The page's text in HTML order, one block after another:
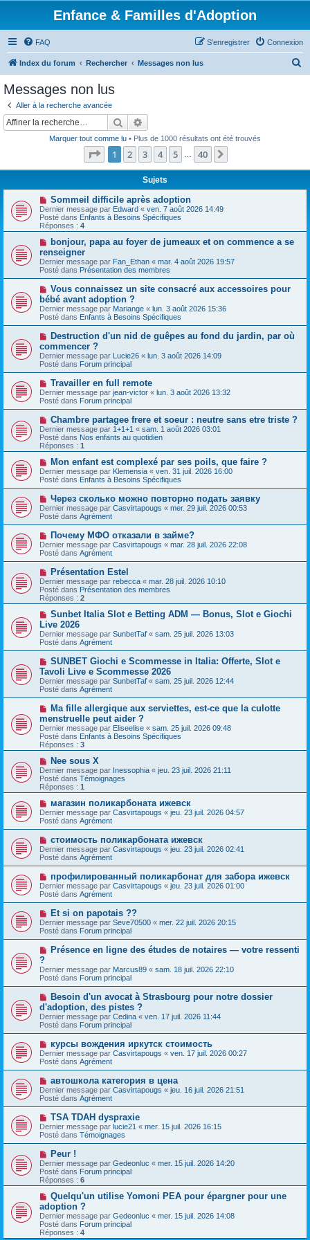
Enfance & Familles d'Adoption
FAQ Connexion
S’enregistrer
Index du forum Rechercher Messages non lus
Messages non lus
Aller à la recherche avancée
Rechercher
Marquer tout comme lu • Plus de 1000 résultats ont été trouvés
Page 1sur40
1 2 3 4 5 40
Sujets
N
o
u
v
e
a
u
m
e
s
s
a
g
e
Sommeil difficile après adoption
Dernier message par Edward « ven. 7 août 2026 14:49
Posté dans Enfants à Besoins Spécifiques
Réponses : 4
N
u
v
e
a
u
m
e
s
a
g
e
bonjour, papa au foyer de jumeaux et on commence a se
renseigner
Dernier message par Fan_Ethan « mar. 4 août 2026 19:57
Posté dans Présentation des membres
N
o
u
v
e
a
m
e
s
a
e
Vous connaissez un site consacré aux accessoires pour
bébé avant adoption ?
Dernier message par Mariange « lun. 3 août 2026 15:36
Posté dans Enfants à Besoins Spécifiques
N
u
v
e
a
m
e
s
s
g
e
Destruction d'un nid de guêpes au fond du jardin, par où
commencer ?
Dernier message par Lucie26 « lun. 3 août 2026 14:09
Posté dans Forum principal
N
o
u
v
a
u
m
e
s
a
g
e
Travailler en full remote
Dernier message par jean-victor « lun. 3 août 2026 13:32
Posté dans Forum principal
N
o
u
v
e
a
u
m
e
s
a
g
e
Chambre partagee frere et soeur : neutre sans etre triste ?
Dernier message par 1+1+1 « sam. 1 août 2026 03:01
Posté dans Nos enfants au quotidien
Réponses : 1
N
o
u
v
e
a
u
m
e
s
a
g
e
Mon enfant est complexé par ses poils, que faire ?
Dernier message par Klemensia « ven. 31 juil. 2026 16:00
Posté dans Enfants à Besoins Spécifiques
N
o
u
v
e
a
u
m
e
s
a
g
e
Через сколько можно повторно подать заявку
Dernier message par Casvirtapougs « mer. 29 juil. 2026 00:53
Posté dans Agrément
N
o
u
v
e
a
u
m
e
s
a
g
e
Почему МФО отказали в займе?
Dernier message par Casvirtapougs « mar. 28 juil. 2026 22:08
Posté dans Agrément
N
o
u
v
e
a
u
m
e
s
s
a
g
e
Présentation Estel
Dernier message par rebecca « mar. 28 juil. 2026 10:10
Posté dans Présentation des membres
Réponses : 2
N
u
v
e
a
u
m
e
s
a
g
e
Sunbet Italia Slot e Betting ADM — Bonus, Slot e Giochi
Live 2026
Dernier message par SunbetTaf « sam. 25 juil. 2026 13:03
Posté dans Agrément
N
u
v
e
a
m
e
s
s
a
g
e
SUNBET Giochi e Scommesse in Italia: Offerte, Slot e
Tavoli Live e Scommesse 2026
Dernier message par SunbetTaf « sam. 25 juil. 2026 12:44
Posté dans Agrément
N
u
v
e
a
u
m
e
s
s
g
e
Ma fille allergique aux serviettes, est-ce que la culotte
menstruelle peut aider ?
Dernier message par Eliseelise « sam. 25 juil. 2026 09:48
Posté dans Enfants à Besoins Spécifiques
Réponses : 3
N
o
u
v
e
a
u
m
e
s
a
g
e
Nee sous X
Dernier message par Inessophia « jeu. 23 juil. 2026 21:11
Posté dans Témoignages
Réponses : 1
N
o
u
v
a
u
m
e
s
s
a
g
e
магазин поликарбоната ижевск
Dernier message par Casvirtapougs « jeu. 23 juil. 2026 04:57
Posté dans Agrément
N
o
u
v
a
u
m
e
s
a
g
e
стоимость поликарбоната ижевск
Dernier message par Casvirtapougs « jeu. 23 juil. 2026 02:41
Posté dans Agrément
N
o
u
v
e
a
u
m
e
g
e
профилированный поликарбонат для забора ижевск
Dernier message par Casvirtapougs « jeu. 23 juil. 2026 01:00
Posté dans Agrément
N
o
u
v
e
a
m
e
s
s
a
g
e
Et si on papotais ??
Dernier message par Seve70500 « mer. 22 juil. 2026 20:15
Posté dans Forum principal
N
v
e
a
m
e
s
g
e
Présence en ligne des études de notaires — votre ressenti
?
Dernier message par Marcus89 « sam. 18 juil. 2026 22:10
Posté dans Forum principal
N
u
v
e
a
u
m
e
s
s
a
g
e
Besoin d'un avocat à Strasbourg pour notre dossier
d'adoption, des pistes ?
Dernier message par Cedina « ven. 17 juil. 2026 11:44
Posté dans Forum principal
N
o
u
v
a
u
m
e
s
s
a
g
e
курсы вождения иркутск стоимость
Dernier message par Casvirtapougs « ven. 17 juil. 2026 00:27
Posté dans Agrément
N
o
u
v
e
u
m
e
s
a
g
e
автошкола категория в цена
Dernier message par Casvirtapougs « jeu. 16 juil. 2026 21:51
Posté dans Agrément
N
o
u
v
e
a
u
m
e
s
a
g
e
TSA TDAH dyspraxie
Dernier message par lucie21 « mer. 15 juil. 2026 16:15
Posté dans Témoignages
N
o
u
v
e
a
u
m
e
s
s
Peur !
Dernier message par Gedeonluc « mer. 15 juil. 2026 14:20
Posté dans Forum principal
Réponses : 6
N
o
u
v
e
a
Quelqu'un utilise Yomoni PEA pour épargner pour une
adoption ?
Dernier message par Gedeonluc « mer. 15 juil. 2026 14:08
Posté dans Forum principal
Réponses : 4